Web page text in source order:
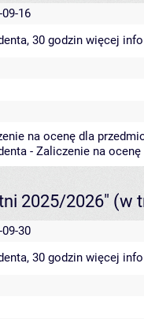
16
30 godzin więcej
na ocenę dla
- Zaliczenie na ocenę
2025/2026" (w
30
30 godzin więcej